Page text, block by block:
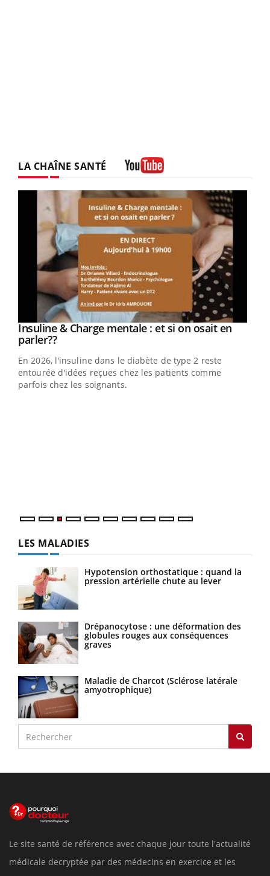
LA CHAÎNE SANTÉ
Youtube
Insuline & Charge mentale : et si on osait en
parler??Youtube
En 2026, l'insuline dans le diabète de type 2 reste
entourée d'idées reçues chez les patients comme
parfois chez les soignants.
LES MALADIES
Hypotension orthostatique : quand la
pression artérielle chute au lever
Drépanocytose : une déformation des
globules rouges aux conséquences
graves
Maladie de Charcot (Sclérose latérale
amyotrophique)
Le site santé de référence avec chaque jour toute l'actualité
médicale decryptée par des médecins en exercice et les